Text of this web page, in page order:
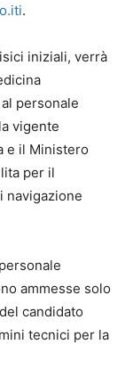
.
iniziali, verrà
personale
vigente
e il Ministero
per il
navigazione
ammesse solo
candidato
tecnici per la